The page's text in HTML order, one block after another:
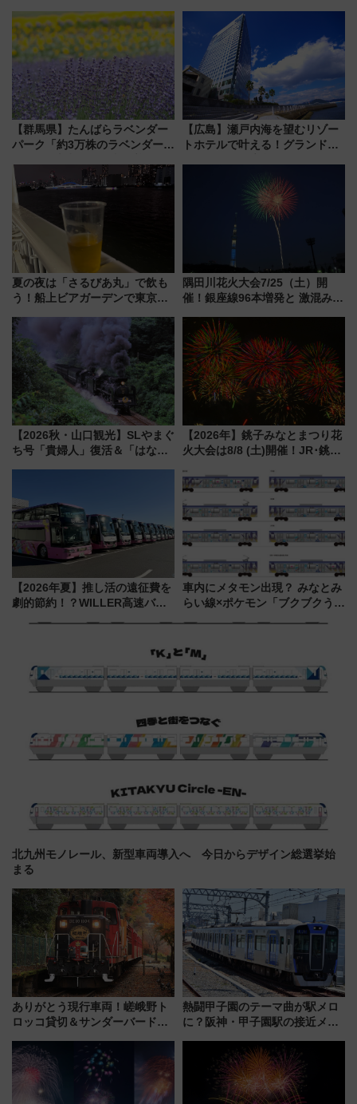
【群馬県】たんばらラベンダー
パーク「約3万株のラベンダー」
で都心から約1時間半で夏の絶景
を！
【広島】瀬戸内海を望むリゾー
トホテルで叶える！グランドプ
ディング＆カジュアルパーティ
夏の夜は「さるびあ丸」で飲も
う！船上ビアガーデンで東京湾
杯……工場直送生ビールや島グ
ルメが美味い
隅田川花火大会7/25（土）開
催！銀座線96本増発と 激混みの
アクセス攻略法、2万発の花火が
都心の夜に！
【2026秋・山口観光】SLやまぐ
ち号「貴婦人」復活＆「はなあ
り方は？
【2026年】銚子みなとまつり花
火大会は8/8 (土)開催！JR･銚子
報、利根川に咲く8,000発の大迫
力＆屋台を満喫
【2026年夏】推し活の遠征費を
劇的節約！？WILLER高速バス
車内にメタモン出現？ みなとみ
らい線×ポケモン「ブクブクうみ
横浜へ！
北九州モノレール、新型車両導入へ 今日からデザイン総選挙始
まる
ありがとう現行車両！嵯峨野ト
ロッコ貸切＆サンダーバードレ
斉藤雪乃＆福原トシヒロと行
く！9月13日「京都の鉄道満喫
ツアー」開催
熱闘甲子園のテーマ曲が駅メロ
に？阪神・甲子園駅の接近メロ
谷実アレンジの特別仕様へ、8月
5日始発から